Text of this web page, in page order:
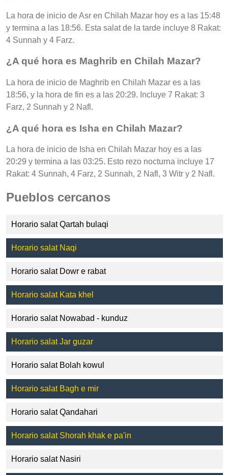
La hora de inicio de Asr en Chilah Mazar hoy es a las 15:48
y termina a las 18:56. Esta salat de la tarde incluye 8 Rakat:
4 Sunnah y 4 Farz.
¿A qué hora es Maghrib en Chilah Mazar?
La hora de inicio de Maghrib en Chilah Mazar es a las
18:56, y la hora de fin es a las 20:29. Incluye 7 Rakat: 3
Farz, 2 Sunnah y 2 Nafl.
¿A qué hora es Isha en Chilah Mazar?
La hora de inicio de Isha en Chilah Mazar hoy es a las
20:29 y termina a las 03:25. Esto rezo nocturna incluye 17
Rakat: 4 Sunnah, 4 Farz, 2 Sunnah, 2 Nafl, 3 Witr y 2 Nafl.
Pueblos cercanos
Horario salat Qartah bulaqi
Horario salat Naqi
Horario salat Dowr e rabat
Horario salat Kata khel
Horario salat Nowabad - kunduz
Horario salat Jar guzar
Horario salat Bolah kowul
Horario salat Bagh e mir
Horario salat Qandahari
Horario salat Shorah khak e pa'in
Horario salat Nasiri